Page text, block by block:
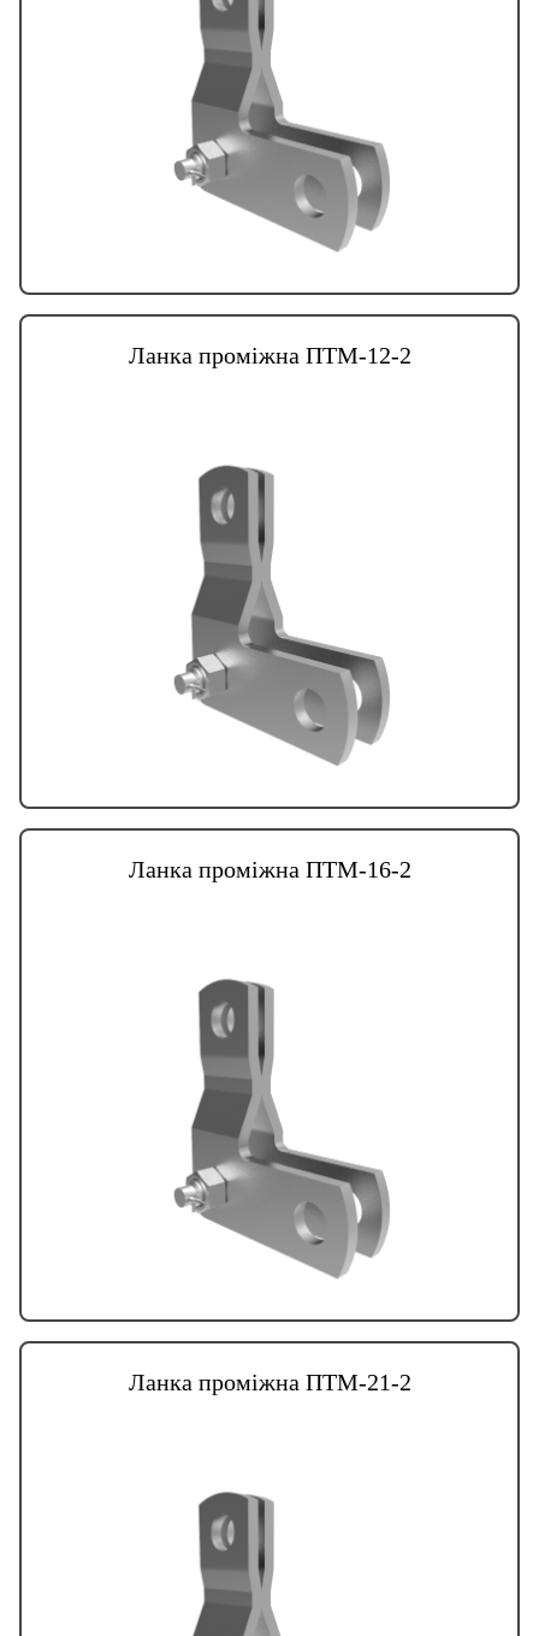
Ланка проміжна ПТМ-12-2
Ланка проміжна ПТМ-16-2
Ланка проміжна ПТМ-21-2